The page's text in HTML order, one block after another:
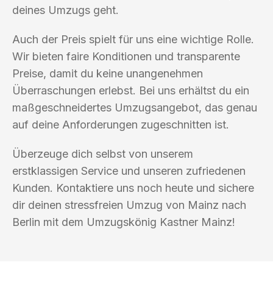
deines Umzugs geht.
Auch der Preis spielt für uns eine wichtige Rolle.
Wir bieten faire Konditionen und transparente
Preise, damit du keine unangenehmen
Überraschungen erlebst. Bei uns erhältst du ein
maßgeschneidertes Umzugsangebot, das genau
auf deine Anforderungen zugeschnitten ist.
Überzeuge dich selbst von unserem
erstklassigen Service und unseren zufriedenen
Kunden. Kontaktiere uns noch heute und sichere
dir deinen stressfreien Umzug von Mainz nach
Berlin mit dem Umzugskönig Kastner Mainz!